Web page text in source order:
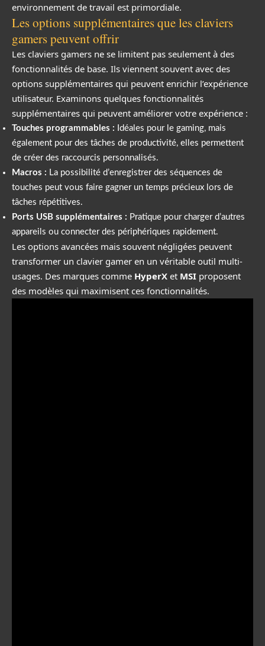
environnement de travail est primordiale.
Les options supplémentaires que les claviers
gamers peuvent offrir
Les claviers gamers ne se limitent pas seulement à des
fonctionnalités de base. Ils viennent souvent avec des
options supplémentaires qui peuvent enrichir l’expérience
utilisateur. Examinons quelques fonctionnalités
supplémentaires qui peuvent améliorer votre expérience :
Touches programmables : Idéales pour le gaming, mais
également pour des tâches de productivité, elles permettent
de créer des raccourcis personnalisés.
Macros : La possibilité d’enregistrer des séquences de
touches peut vous faire gagner un temps précieux lors de
tâches répétitives.
Ports USB supplémentaires : Pratique pour charger d’autres
appareils ou connecter des périphériques rapidement.
Les options avancées mais souvent négligées peuvent
transformer un clavier gamer en un véritable outil multi-
usages. Des marques comme HyperX et MSI proposent
des modèles qui maximisent ces fonctionnalités.